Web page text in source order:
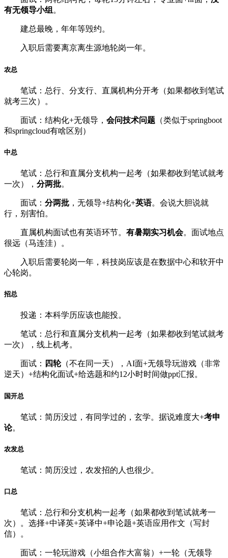
有无领导小组。
建总最晚，年年等毁约。
入职后需要离京离生源地轮岗一年。
农总
笔试：总行、分支行、直属机构分开考（如果都收到笔试
就考三次）。
面试：结构化+无领导， 会问技术问题 （类似于springboot
和springcloud有啥区别）
中总
笔试：总行和直属分支机构一起考（如果都收到笔试就考
一次）， 分两批。
面试： 分两批 ，无领导+结构化+英语。会说大胆说就
行，别害怕。
直属机构面试也有英语环节。 有暑期实习机会。面试地点
很远（马连洼）。
入职后需要轮岗一年，科技岗应该是在数据中心和软开中
心轮岗。
招总
投递：本科学历应该也能投。
笔试：总行和直属分支机构一起考（如果都收到笔试就考
一次），线上机考。
面试： 四轮（不在同一天），AI面+无领导玩游戏（非常
逆天）+结构化面试+给选题和约12小时时间做ppt汇报。
国开总
笔试：简历没过，有同学过的，玄学。据说难度大+考申
论。
农发总
笔试：简历没过，农发招的人也很少。
口总
笔试：总行和分支机构一起考（如果都收到笔试就考一
次）。选择+中译英+英译中+申论题+英语应用作文（写封
信）。
面试：一轮玩游戏（小组合作大富翁）+一轮（无领导